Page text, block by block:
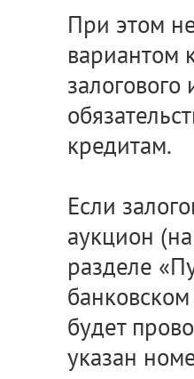
При этом
вариантом
кредитам.
Если
аукцион
разделе
будет
указан